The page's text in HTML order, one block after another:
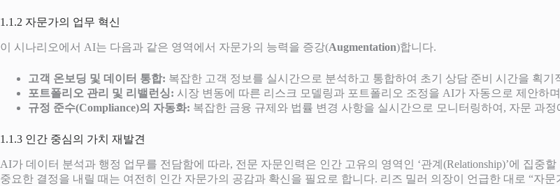
1.1.2 자문가의 업무 혁신
이 시나리오에서 AI는 다음과 같은 영역에서 자문가의 능력을 증강(Augmentation)합니다.
고객 온보딩 및 데이터 통합: 복잡한 고객 정보를 실시간으로 분석하고 통합하여 초기 상담 준비 시간을 획기
포트폴리오 관리 및 리밸런싱: 시장 변동에 따른 리스크 모델링과 포트폴리오 조정을 AI가 자동으로 제안하
규정 준수(Compliance)의 자동화: 복잡한 금융 규제와 법률 변경 사항을 실시간으로 모니터링하여, 자문 과
1.1.3 인간 중심의 가치 재발견
AI가 데이터 분석과 행정 업무를 전담함에 따라, 전문 자문인력은 인간 고유의 영역인 ‘관계(Relationship)’에 집
중요한 결정을 내릴 때는 여전히 인간 자문가의 공감과 확신을 필요로 합니다. 리즈 밀러 의장이 언급한 대로 “자